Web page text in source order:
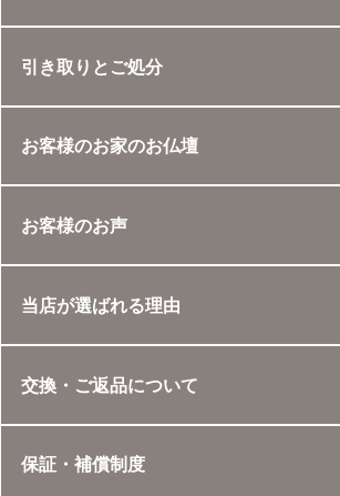
引き取りとご処分
お客様のお家のお仏壇
お客様のお声
当店が選ばれる理由
交換・ご返品について
保証・補償制度